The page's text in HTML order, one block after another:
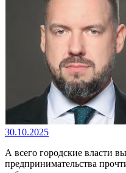
30.10.2025
А всего городские власти
предпринимательства